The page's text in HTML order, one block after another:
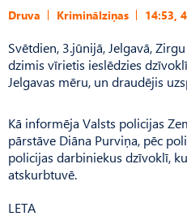
Druva Kriminālziņas 14:53,
Svētdien, 3.jūnijā, Jelgavā,
dzimis vīrietis ieslēdzies
Jelgavas mēru, un draudējis
Kā informēja Valsts policijas
pārstāve Diāna Purviņa, pēc
policijas darbiniekus dzīvoklī,
atskurbtuvē.
LETA